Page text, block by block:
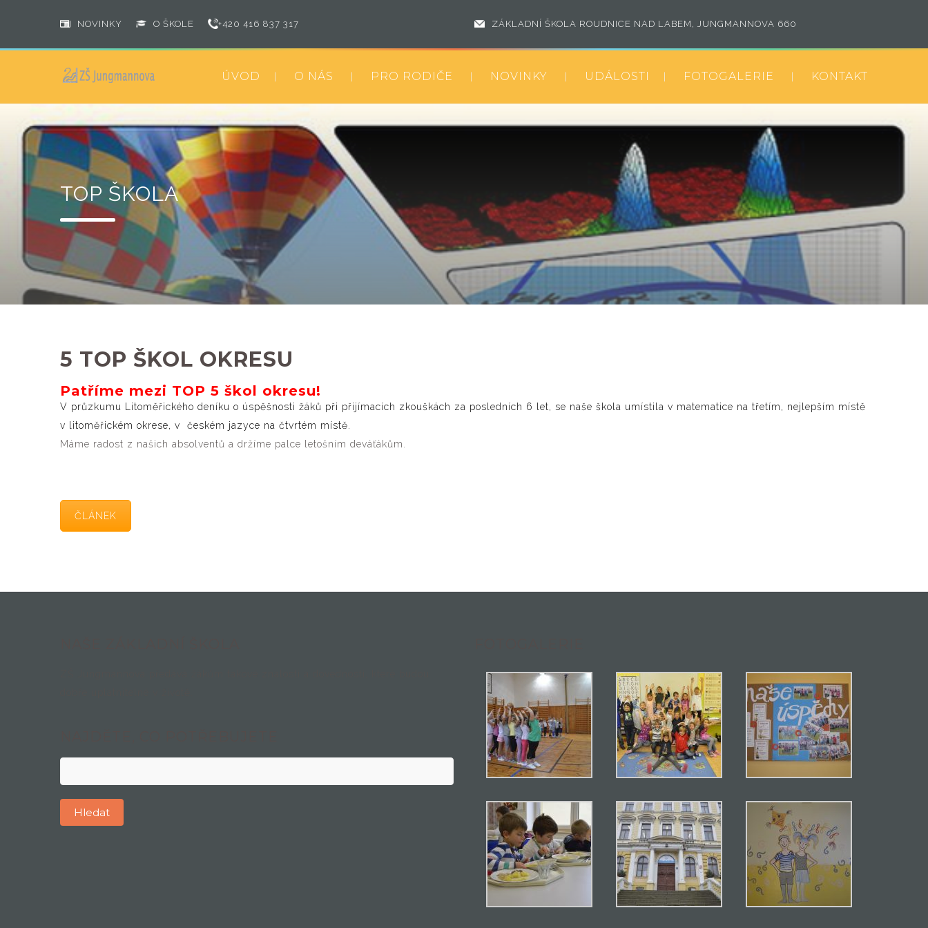
NOVINKY O ŠKOLE +420 416 837 317 ZÁKLADNÍ ŠKOLA ROUDNICE NAD LABEM, JUNGMANNOVA 660
ÚVOD O NÁS PRO RODIČE NOVINKY UDÁLOSTI FOTOGALERIE KONTAKT
TOP ŠKOLA
5 TOP ŠKOL OKRESU
Patříme mezi TOP 5 škol okresu!
V průzkumu Litoměřického deníku o úspěšnosti žáků při přijímacích zkouškách za posledních 6 let, se naše škola umístila v matematice na třetím, nejlepším místě
v litoměřickém okrese, v českém jazyce na čtvrtém místě.
Máme radost z našich absolventů a držíme palce letošním deváťákům.
ČLÁNEK